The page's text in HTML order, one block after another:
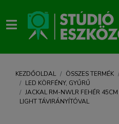
KEZDŐOLDAL ÖSSZES TERMÉK
LED KÖRFÉNY, GYŰRŰ
JACKAL RM-NWLR FEHÉR
LIGHT TÁVIRÁNYÍTÓVAL